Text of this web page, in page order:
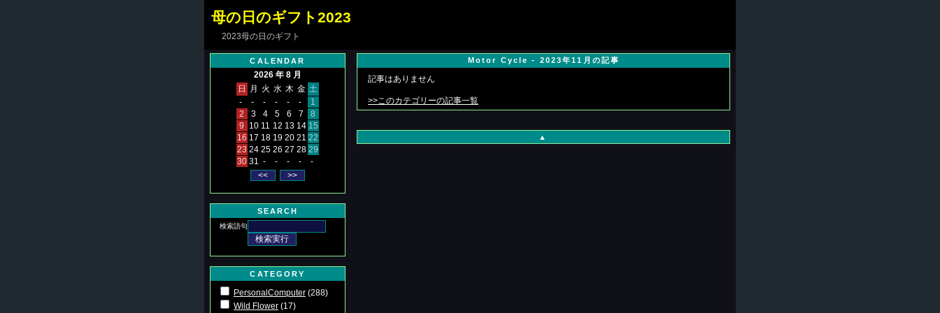
母の日のギフト2023
2023母の日のギフト
CALENDAR
2026 年 8 月
日
月 火 水 木 金 土
-
- - - - -
1
2
3 4 5 6 7
8
9
10 11 12 13 14 15
16 17 18 19 20 21 22
23 24 25 26 27 28 29
30 31 - - - - -
SEARCH
検索語句
CATEGORY
PersonalComputer (288)
Wild Flower (17)
Motor Cycle - 2023年11月の記事
記事はありません
>>このカテゴリーの記事一覧
▲